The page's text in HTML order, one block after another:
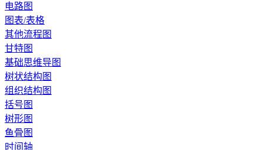
电路图
图表/表格
其他流程图
甘特图
基础思维导图
树状结构图
组织结构图
括号图
树形图
鱼骨图
时间轴